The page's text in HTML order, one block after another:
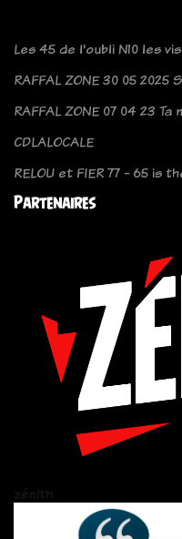
Les 45 de l'oubli N10 les
RAFFAL ZONE 30 05 2025
RAFFAL ZONE 07 04 23
CDLALOCALE
RELOU et FIER 77 - 65 is
Partenaires